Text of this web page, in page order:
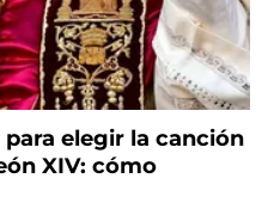
elegir la canción
XIV: cómo